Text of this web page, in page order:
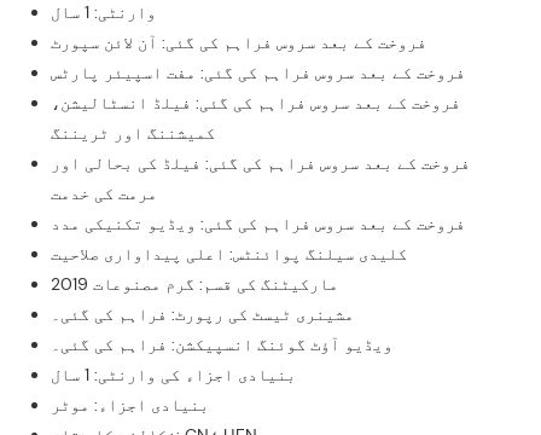
وارنٹی: 1 سال
فروخت کے بعد سروس فراہم کی گئی: آن لائن سپورٹ
فروخت کے بعد سروس فراہم کی گئی: مفت اسپیئر پارٹس
فروخت کے بعد سروس فراہم کی گئی: فیلڈ انسٹالیشن،
کمیشننگ اور ٹریننگ
فروخت کے بعد سروس فراہم کی گئی: فیلڈ کی بحالی اور
مرمت کی خدمت
فروخت کے بعد سروس فراہم کی گئی: ویڈیو تکنیکی مدد
کلیدی سیلنگ پوائنٹس: اعلی پیداواری صلاحیت
مارکیٹنگ کی قسم: گرم مصنوعات 2019
مشینری ٹیسٹ کی رپورٹ: فراہم کی گئی۔
ویڈیو آؤٹ گوئنگ انسپیکشن: فراہم کی گئی۔
بنیادی اجزاء کی وارنٹی: 1 سال
بنیادی اجزاء: موٹر